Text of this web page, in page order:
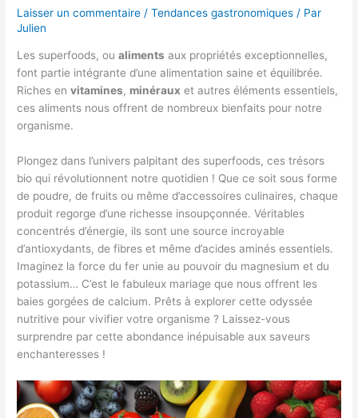
Laisser un commentaire /Tendances gastronomiques / Par
Julien
Les superfoods, oualiments aux propriétés exceptionnelles,
font partie intégrante d’une alimentation saine et équilibrée.
Riches envitamines, minéraux et autres éléments essentiels,
ces aliments nous offrent de nombreux bienfaits pour notre
organisme.
Plongez dans l’univers palpitant des superfoods, ces trésors
bio qui révolutionnent notre quotidien ! Que ce soit sous forme
de poudre, de fruits ou même d’accessoires culinaires, chaque
produit regorge d’une richesse insoupçonnée. Véritables
concentrés d’énergie, ils sont une source incroyable
d’antioxydants, de fibres et même d’acides aminés essentiels.
Imaginez la force du fer unie au pouvoir du magnesium et du
potassium… C’est le fabuleux mariage que nous offrent les
baies gorgées de calcium. Prêts à explorer cette odyssée
nutritive pour vivifier votre organisme ? Laissez-vous
surprendre par cette abondance inépuisable aux saveurs
enchanteresses !